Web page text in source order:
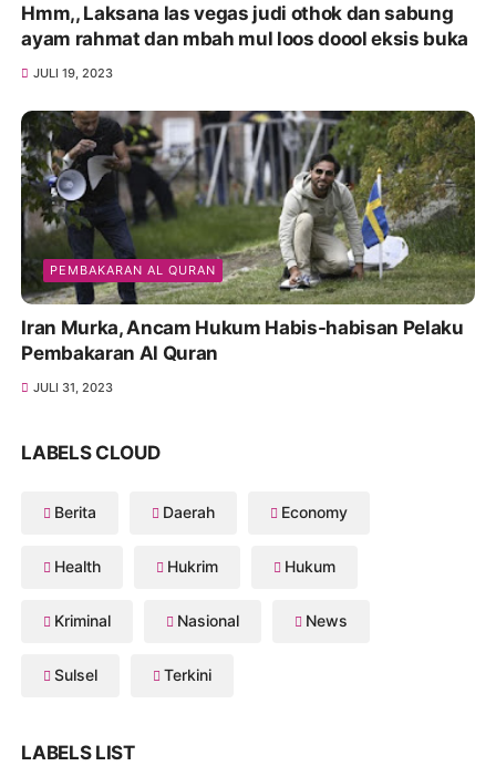
Hmm,, Laksana las vegas judi othok dan sabung
ayam rahmat dan mbah mul loos doool eksis buka
JULI 19, 2023
PEMBAKARAN AL QURAN
Iran Murka, Ancam Hukum Habis-habisan Pelaku
Pembakaran Al Quran
JULI 31, 2023
LABELS CLOUD
Berita Daerah Economy
Health Hukrim Hukum
Kriminal Nasional News
Sulsel Terkini
LABELS LIST